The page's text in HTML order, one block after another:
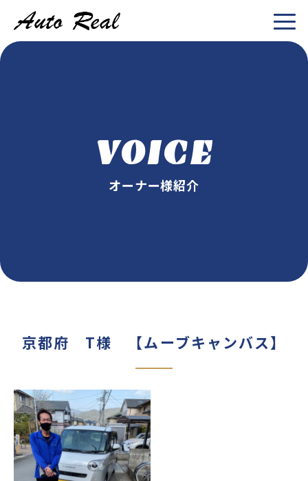
VOICE
オーナー様紹介
京都府 T様 【ムーブキャンバス】